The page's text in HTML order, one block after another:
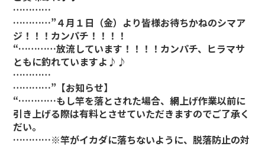
…………
…………”４月１日（金）より皆様お待ちかねのシマア
ジ！！！カンパチ！！！！
“…………放流しています！！！！カンパチ、ヒラマサ
ともに釣れていますよ♪♪
…………
…………” 【お知らせ】
“…………もし竿を落とされた場合、網上げ作業以前に
引き上げる際は有料とさせていただきますのでご了承く
だい。
…………※竿がイカダに落ちないように、脱落防止の対